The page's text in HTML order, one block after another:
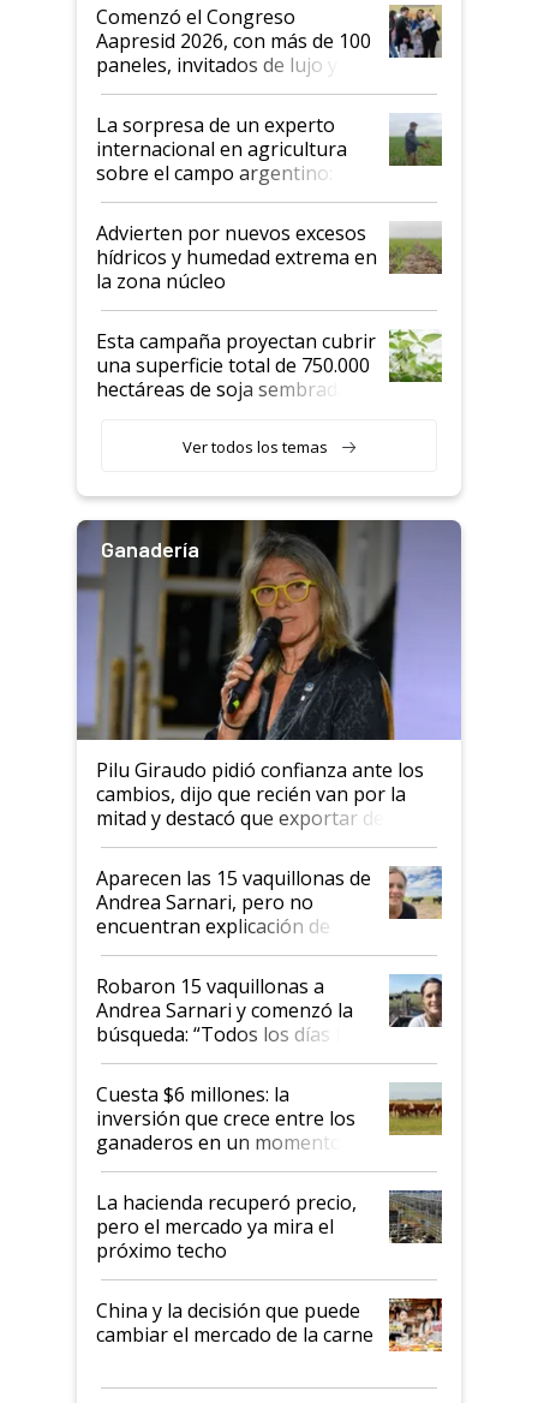
las mismas cosas de hace 50
años"
Comenzó el Congreso
Aapresid 2026, con más de 100
paneles, invitados de lujo y
todas las tendencias
La sorpresa de un experto
internacional en agricultura
sobre el campo argentino:
"Estoy muy impresionado"
Advierten por nuevos excesos
hídricos y humedad extrema en
la zona núcleo
Esta campaña proyectan cubrir
una superficie total de 750.000
hectáreas de soja sembradas
variedades que marcan un
salto tecnológico en genética y
Ver todos los temas
Ganadería
Pilu Giraudo pidió confianza ante los
cambios, dijo que recién van por la
mitad y destacó que exportar dejó de
ser "para unos pocos": "Tenemos un
mandato muy claro del gobierno
nacional"
Aparecen las 15 vaquillonas de
Andrea Sarnari, pero no
encuentran explicación de
cómo llegaron allí
Robaron 15 vaquillonas a
Andrea Sarnari y comenzó la
búsqueda: “Todos los días le
toca a algún productor”
Cuesta $6 millones: la
inversión que crece entre los
ganaderos en un momento
histórico para la actividad
La hacienda recuperó precio,
pero el mercado ya mira el
próximo techo
China y la decisión que puede
cambiar el mercado de la carne